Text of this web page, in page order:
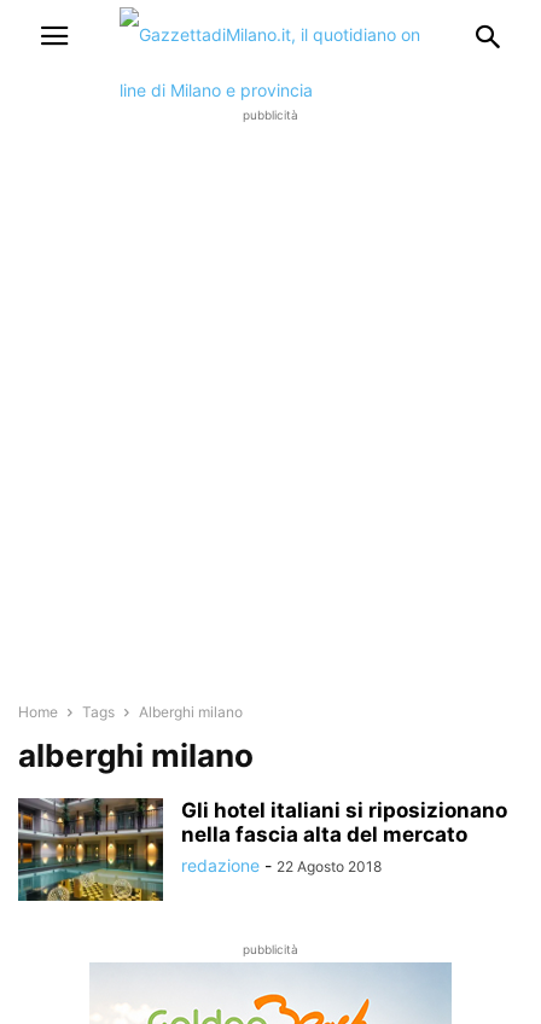
pubblicità
Home Tags Alberghi milano
alberghi milano
Gli hotel italiani si riposizionano
nella fascia alta del mercato
redazione - 22 Agosto 2018
pubblicità